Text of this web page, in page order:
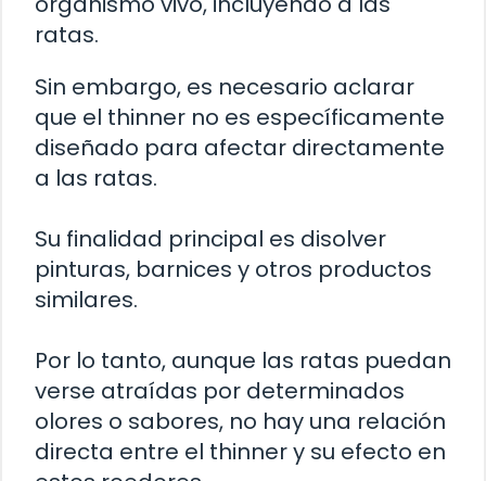
ratas.
Sin embargo, es necesario aclarar
que el thinner no es específicamente
diseñado para afectar directamente
a las ratas.
Su finalidad principal es disolver
pinturas, barnices y otros productos
similares.
Por lo tanto, aunque las ratas puedan
verse atraídas por determinados
olores o sabores, no hay una relación
directa entre el thinner y su efecto en